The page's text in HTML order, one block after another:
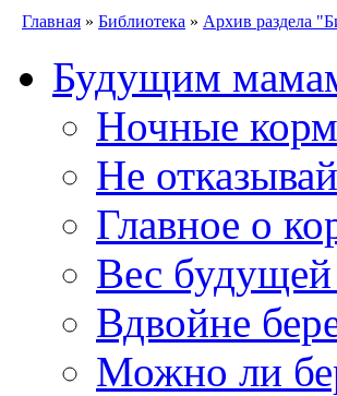
Главная » Библиотека » Архив раздела
Будущим
Ночные
Не
Главное о
Вес
Вдвойне
Можно ли